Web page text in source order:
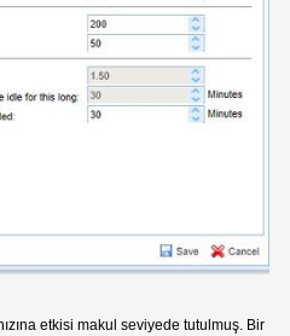
etkisi makul seviyede tutulmuş. Bir